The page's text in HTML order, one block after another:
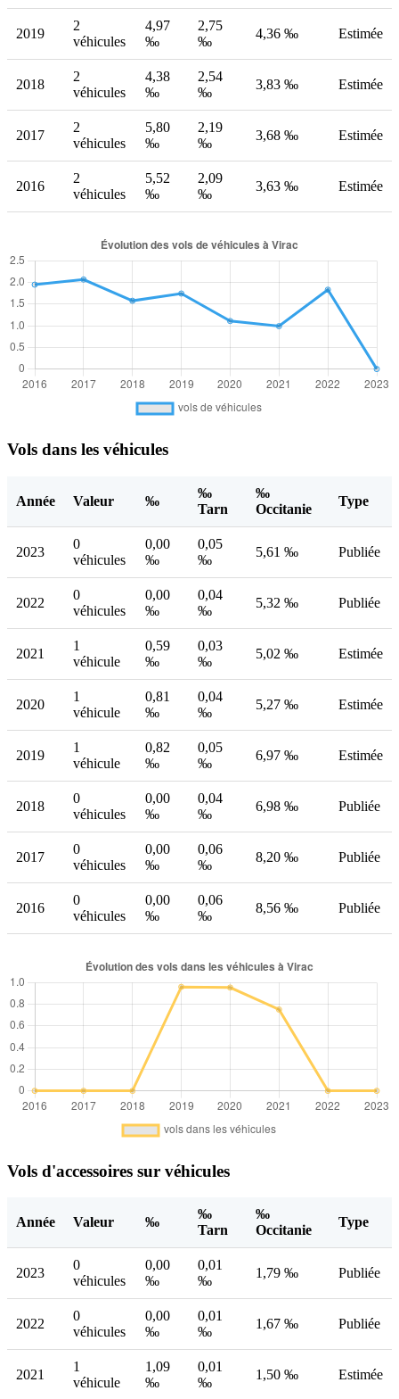
2019
2
véhicules
4,97
‰
2,75
‰
4,36 ‰ Estimée
2018
2
véhicules
4,38
‰
2,54
‰
3,83 ‰ Estimée
2017
2
véhicules
5,80
‰
2,19
‰
3,68 ‰ Estimée
2016
2
véhicules
5,52
‰
2,09
‰
3,63 ‰ Estimée
Vols dans les véhicules
Année Valeur ‰
‰
Tarn
‰
Occitanie
Type
2023
0
véhicules
0,00
‰
0,05
‰
5,61 ‰ Publiée
2022
0
véhicules
0,00
‰
0,04
‰
5,32 ‰ Publiée
2021
1
véhicule
0,59
‰
0,03
‰
5,02 ‰ Estimée
2020
1
véhicule
0,81
‰
0,04
‰
5,27 ‰ Estimée
2019
1
véhicule
0,82
‰
0,05
‰
6,97 ‰ Estimée
2018
0
véhicules
0,00
‰
0,04
‰
6,98 ‰ Publiée
2017
0
véhicules
0,00
‰
0,06
‰
8,20 ‰ Publiée
2016
0
véhicules
0,00
‰
0,06
‰
8,56 ‰ Publiée
Vols d'accessoires sur véhicules
Année Valeur ‰
‰
Tarn
‰
Occitanie
Type
2023
0
véhicules
0,00
‰
0,01
‰
1,79 ‰ Publiée
2022
0
véhicules
0,00
‰
0,01
‰
1,67 ‰ Publiée
2021
1
véhicule
1,09
‰
0,01
‰
1,50 ‰ Estimée